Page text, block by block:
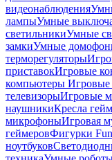
видеонаблюдения
лампыУмные
светильникиУмные
замкиУмные
терморегуляторы
приставокИгровые
компьютеры Игровые
телевизорыИгровые
наушникиКресла
микрофоныИгровая
геймеровФигурки
ноутбуков